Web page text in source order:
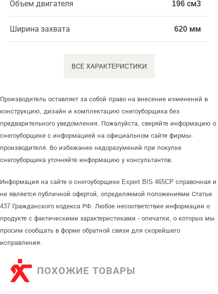
Объем двигателя 196 см3
Ширина захвата 620 мм
ВСЕ ХАРАКТЕРИСТИКИ
Производитель оставляет за собой право на внесение изменений в
конструкцию, дизайн и комплектацию снегоуборщика без
предварительного уведомления. Пожалуйста, сверяйте информацию о
снегоуборщике с информацией на официальном сайте фирмы-
производителя. Во избежание недоразумений при покупке
снегоуборщика уточняйте информацию у консультантов.
Информация на сайте о снегоуборщике Expert BIS 465CP справочная и
не является публичной офертой, определяемой положениями Статьи
437 Гражданского кодекса РФ. Любое несоответствие информации о
продукте с фактическими характеристиками - опечатки, о которых мы
просим сообщать в форме обратной связи для скорейшего
исправления.
ПОХОЖИЕ ТОВАРЫ